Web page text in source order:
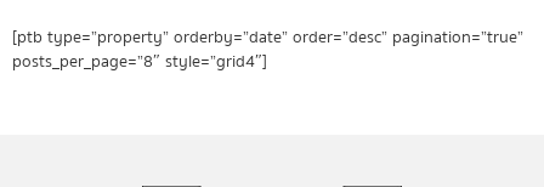
[ptb type=”property” orderby=”date” order=”desc” pagination=”true”
posts_per_page=”8″ style=”grid4″]